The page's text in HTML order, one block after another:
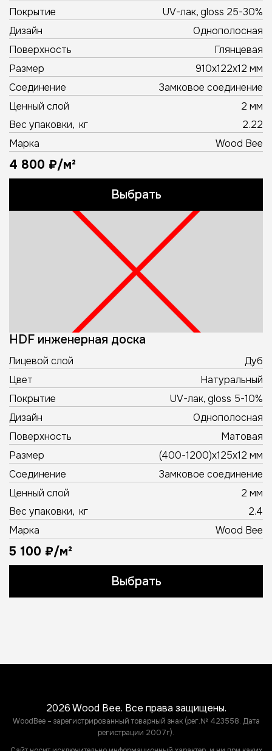
Покрытие
UV-лак, gloss 25-30%
Дизайн
Однополосная
Поверхность
Глянцевая
Размер
910х122х12 мм
Соединение
Замковое соединение
Ценный слой
2 мм
Вес упаковки, кг
2.22
Марка
Wood Bee
4 800 ₽/м²
Выбрать
HDF инженерная доска
Лицевой слой
Дуб
Цвет
Натуральный
Покрытие
UV-лак, gloss 5-10%
Дизайн
Однополосная
Поверхность
Матовая
Размер
(400-1200)х125х12 мм
Соединение
Замковое соединение
Ценный слой
2 мм
Вес упаковки, кг
2.4
Марка
Wood Bee
5 100 ₽/м²
Выбрать
2026 Wood Bee. Все права защищены.
WoodBee – зарегистрированный товарный знак (рег.№ 423558. Дата
регистрации 2007г).